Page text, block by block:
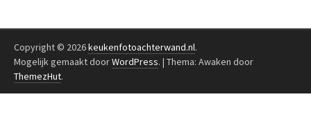
Copyright © 2026keukenfotoachterwand.nl.
Mogelijk gemaakt doorWordPress. | Thema: Awaken door
ThemezHut.